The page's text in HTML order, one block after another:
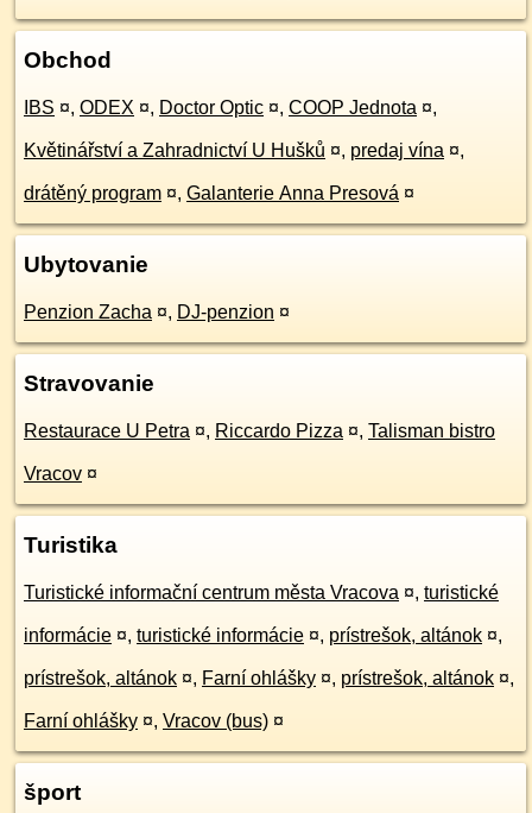
Obchod
IBS ¤, ODEX ¤, Doctor Optic ¤, COOP Jednota ¤,
Květinářství a Zahradnictví U Hušků ¤, predaj vína ¤,
drátěný program ¤, Galanterie Anna Presová ¤
Ubytovanie
Penzion Zacha ¤, DJ-penzion ¤
Stravovanie
Restaurace U Petra ¤, Riccardo Pizza ¤, Talisman bistro
Vracov ¤
Turistika
Turistické informační centrum města Vracova ¤, turistické
informácie ¤, turistické informácie ¤, prístrešok, altánok ¤,
prístrešok, altánok ¤, Farní ohlášky ¤, prístrešok, altánok ¤,
Farní ohlášky ¤, Vracov (bus) ¤
šport